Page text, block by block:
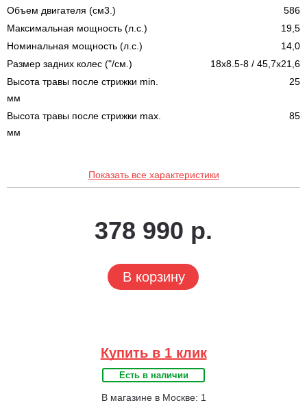
Объем двигателя (см3.)
586
Максимальная мощность (л.с.)
19,5
Номинальная мощность (л.с.)
14,0
Размер задних колес ("/см.)
18x8.5-8 / 45,7x21,6
Высота травы после стрижки min.
мм
25
Высота травы после стрижки max.
мм
85
Показать все характеристики
378 990 р.
В корзину
Купить в 1 клик
Есть в наличии
В магазине в Москве: 1